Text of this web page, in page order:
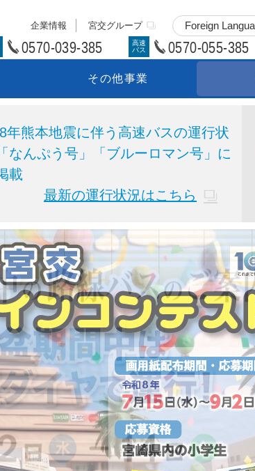
企業情報 宮交グループ
0570-039-385
高速
バス
0570-055-385
その他事業
熊本地震に伴う高速バスの運行状
んぷう号」「ブルーロマン号」に
載
最新の運行状況はこちら